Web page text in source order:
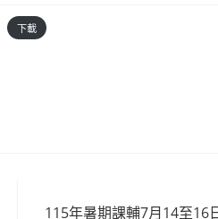
下載
115年暑期課輔7月14至16